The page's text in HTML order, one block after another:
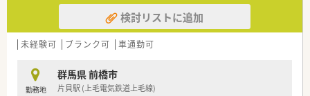
検討リストに追加
未経験可 ブランク可 車通勤可
勤務地
群馬県 前橋市
片貝駅 (上毛電気鉄道上毛線)